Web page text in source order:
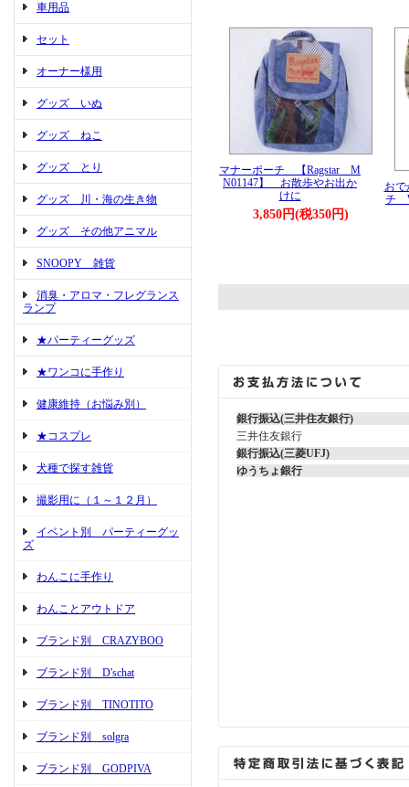
車用品
セット
オーナー様用
グッズ いぬ
グッズ ねこ
グッズ とり
グッズ 川・海の生き物
グッズ その他アニマル
SNOOPY 雑貨
消臭・アロマ・フレグランス
ランプ
★パーティーグッズ
★ワンコに手作り
健康維持（お悩み別）
★コスプレ
犬種で探す雑貨
撮影用に（１～１２月）
イベント別 パーティーグッ
ズ
わんこに手作り
わんことアウトドア
ブランド別 CRAZYBOO
ブランド別 D'schat
ブランド別 TINOTITO
ブランド別 solgra
ブランド別 GODPIVA
マナーポーチ 【Ragstar M
N01147】 お散歩やお出か
けに
3,850円(税350円)
お
チ
銀行振込(三井住友銀行)
三井住友銀行
銀行振込(三菱UFJ)
ゆうちょ銀行